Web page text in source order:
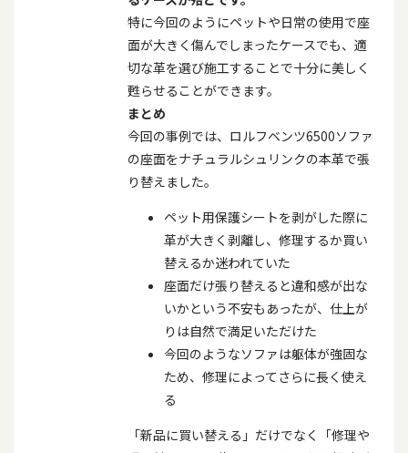
特に今回のようにペットや日常の使用で座
面が大きく傷んでしまったケースでも、適
切な革を選び施工することで十分に美しく
甦らせることができます。
まとめ
今回の事例では、ロルフベンツ6500ソファ
の座面をナチュラルシュリンクの本革で張
り替えました。
ペット用保護シートを剥がした際に
革が大きく剥離し、修理するか買い
替えるか迷われていた
座面だけ張り替えると違和感が出な
いかという不安もあったが、仕上が
りは自然で満足いただけた
今回のようなソファは躯体が強固な
ため、修理によってさらに長く使え
る
「新品に買い替える」だけでなく「修理や